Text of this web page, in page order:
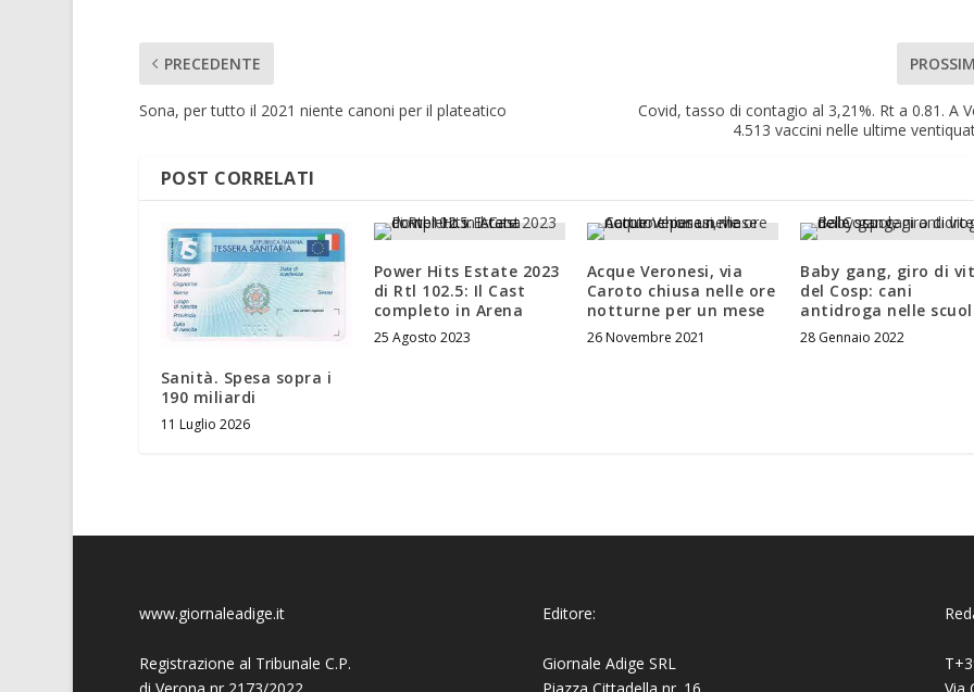
PRECEDENTE
Sona, per tutto il 2021 niente canoni per il plateatico
Covid, tasso di contagio al 3,21%. Rt a 0.81. A
4.513 vaccini nelle ultime
POST CORRELATI
Sanità. Spesa sopra i
190 miliardi
11 Luglio 2026
Power Hits Estate 2023
di Rtl 102.5: Il Cast
completo in Arena
25 Agosto 2023
Acque Veronesi, via
Caroto chiusa nelle ore
notturne per un mese
26 Novembre 2021
Baby gang, giro di
del Cosp: cani
antidroga nelle
28 Gennaio 2022
www.giornaleadige.it
Registrazione al Tribunale C.P.
Editore:
Giornale Adige SRL